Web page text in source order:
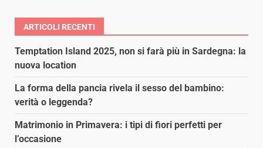
ARTICOLI RECENTI
Temptation Island 2025, non si farà più in Sardegna: la
nuova location
La forma della pancia rivela il sesso del bambino:
verità o leggenda?
Matrimonio in Primavera: i tipi di fiori perfetti per
l’occasione